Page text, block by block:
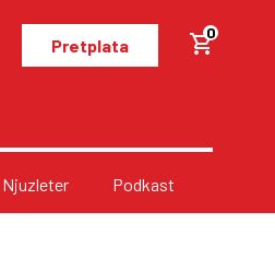
Pretplata
0
Njuzleter Podkast